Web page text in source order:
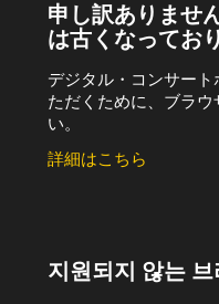
申し訳ありませ
は古くなってお
デジタル・コンサー
ただくために、ブラ
い。
詳細はこちら
지원되지 않는